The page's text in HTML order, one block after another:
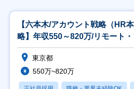
【六本木/アカウント戦略（HR
略】年収550～820万/リモート
東京都
550万~820万